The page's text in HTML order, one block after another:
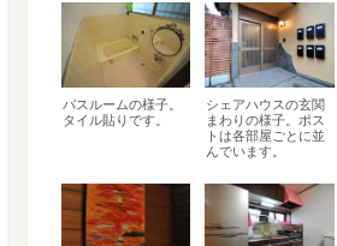
バスルームの様子。
タイル貼りです。
シェアハウスの玄関
まわりの様子。ポス
トは各部屋ごとに並
んでいます。